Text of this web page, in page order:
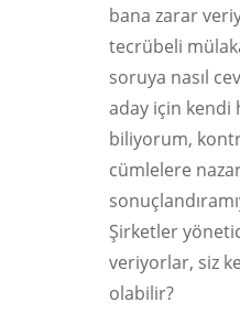
bana zarar
tecrübeli
soruya nasıl
aday için kendi
biliyorum,
cümlelere
Şirketler
veriyorlar, siz
olabilir?